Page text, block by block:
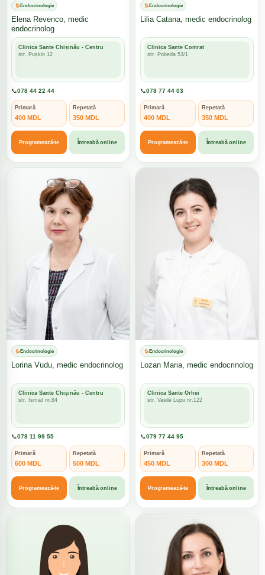
Endocrinologie
Elena Revenco, medic
endocrinolog
Clinica Sante Chișinău - Centru
str. Pușkin 12
📞078 44 22 44
Primară
400 MDL
Repetată
350 MDL
Programează-te Întreabă online
Endocrinologie
Lilia Catana, medic endocrinolog
Clinica Sante Comrat
str. Pobeda 53/1
📞078 77 44 03
Primară
400 MDL
Repetată
350 MDL
Programează-te Întreabă online
Endocrinologie
Lorina Vudu, medic endocrinolog
Clinica Sante Chișinău - Centru
str. Ismail nr.84
📞078 11 99 55
Primară
600 MDL
Repetată
500 MDL
Programează-te Întreabă online
Endocrinologie
Lozan Maria, medic endocrinolog
Clinica Sante Orhei
str. Vasile Lupu nr.122
📞079 77 44 95
Primară
450 MDL
Repetată
300 MDL
Programează-te Întreabă online